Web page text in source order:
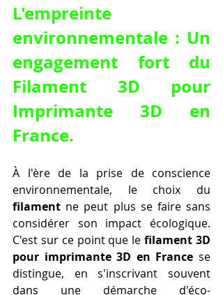
L'empreinte
environnementale : Un
Filament 3D pour
Imprimante 3D en
France.
À l'ère de la prise de conscience
filament ne peut plus se faire sans
considérer son impact écologique.
C'est sur ce point que le filament 3D
pour imprimante 3D en France se
distingue, en s'inscrivant souvent
dans une démarche d'éco-